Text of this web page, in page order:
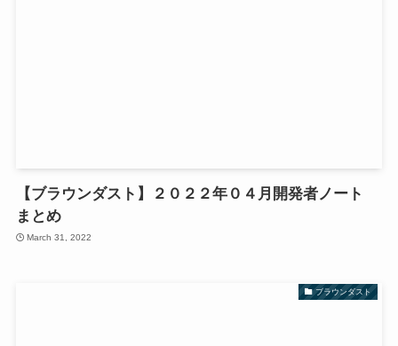
【ブラウンダスト】２０２２年０４月開発者ノート
まとめ
March 31, 2022
ブラウンダスト